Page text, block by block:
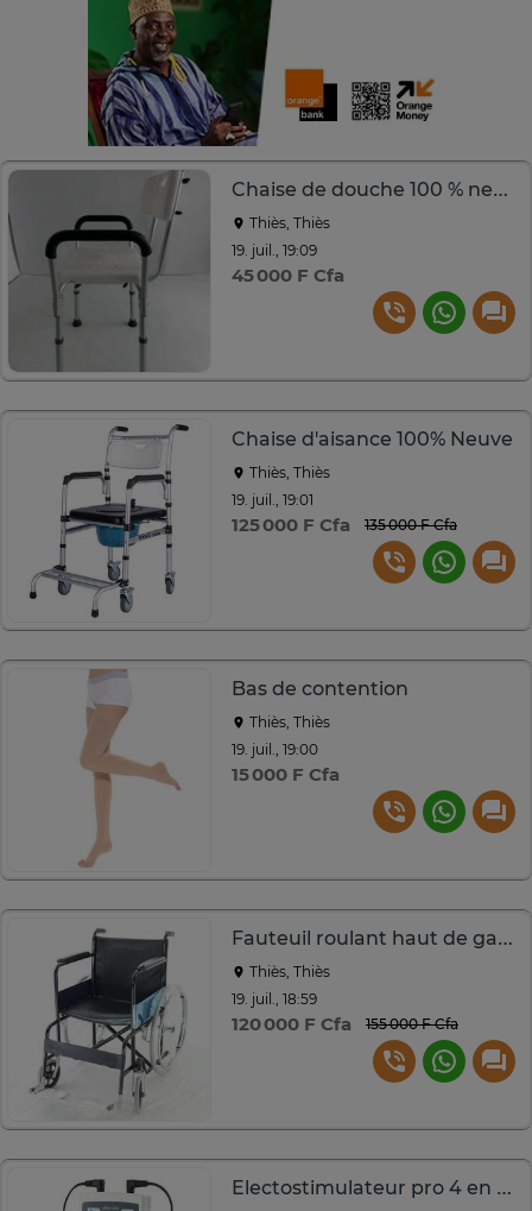
Chaise de douche 100 % neuve
Thiès, Thiès
19. juil., 19:09
45 000 F Cfa
Chaise d'aisance 100% Neuve
Thiès, Thiès
19. juil., 19:01
125 000 F Cfa 135 000 F Cfa
Bas de contention
Thiès, Thiès
19. juil., 19:00
15 000 F Cfa
Fauteuil roulant haut de gamme
Thiès, Thiès
19. juil., 18:59
120 000 F Cfa 155 000 F Cfa
Electostimulateur pro 4 en 1. TENS, EMS, IF, RUSS